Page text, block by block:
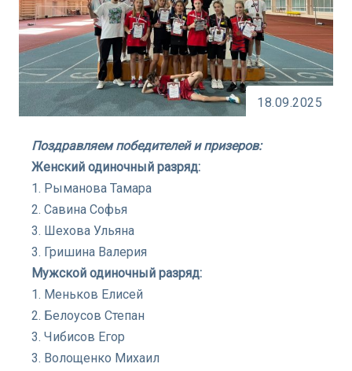
18.09.2025
Поздравляем победителей и призеров:
Женский одиночный разряд:
1. Рыманова Тамара
2. Савина Софья
3. Шехова Ульяна
3. Гришина Валерия
Мужской одиночный разряд:
1. Меньков Елисей
2. Белоусов Степан
3. Чибисов Егор
3. Волощенко Михаил